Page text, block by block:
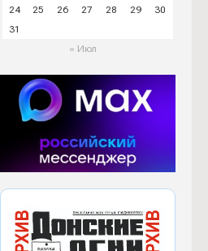
24
25 26 27 28 29
30
31
« Июл